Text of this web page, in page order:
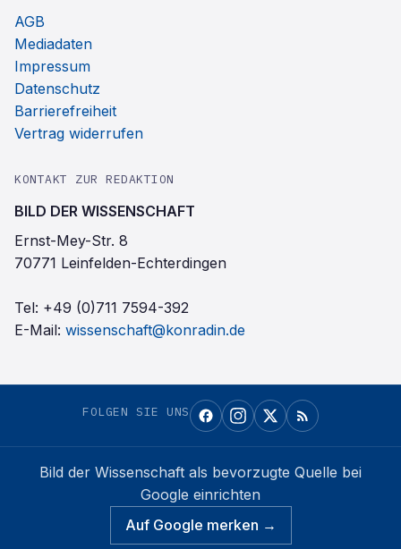
AGB
Mediadaten
Impressum
Datenschutz
Barrierefreiheit
Vertrag widerrufen
KONTAKT ZUR REDAKTION
BILD DER WISSENSCHAFT
Ernst-Mey-Str. 8
70771 Leinfelden-Echterdingen
Tel: +49 (0)711 7594-392
E-Mail: wissenschaft@konradin.de
FOLGEN SIE UNS
Bild der Wissenschaft als bevorzugte Quelle bei
Google einrichten
Auf Google merken →